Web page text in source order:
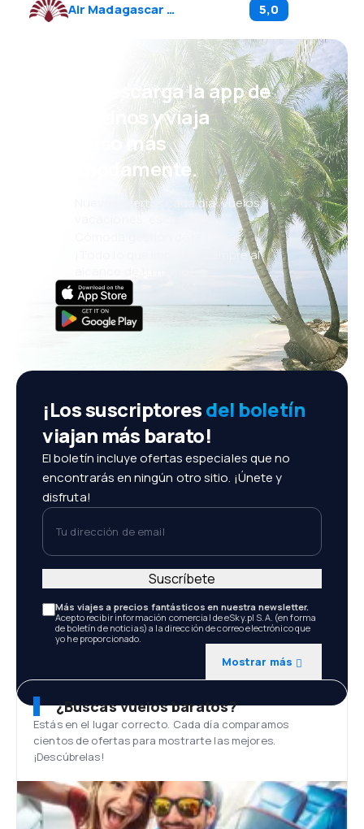
Air Madagascar MD 5,0
¡Eh! Descarga la app de
eDestinos y viaja
incluso más
cómodamente.
Nuevas ofertas cada día: vuelos,
vacaciones, escapadas
Cómoda gestión de reservas
¡Todo lo que importa, siempre al
¡Los suscriptoresdel boletín
viajan más barato!
El boletín incluye ofertas especiales que no
encontrarás en ningún otro sitio. ¡Únete y
disfruta!
Tu dirección de email
Más viajes a precios fantásticos en nuestra newsletter.
Acepto recibir información comercial de eSky.pl S.A. (en forma
de boletín de noticias) a la dirección de correo electrónico que
yo he proporcionado.
Mostrar más
Suscríbete
¿Buscas vuelos baratos?
Estás en el lugar correcto. Cada día comparamos
cientos de ofertas para mostrarte las mejores.
¡Descúbrelas!